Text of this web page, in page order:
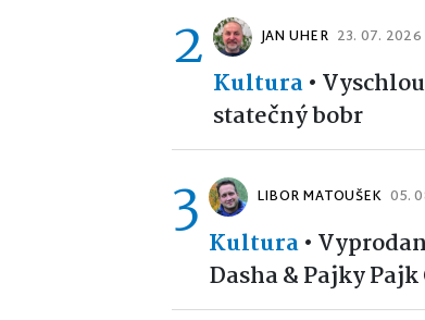
2 JAN UHER 23. 07. 2026
Kultura•
statečný bobr
3 LIBOR MATOUŠEK 05.
Kultura•
Dasha & Pajky